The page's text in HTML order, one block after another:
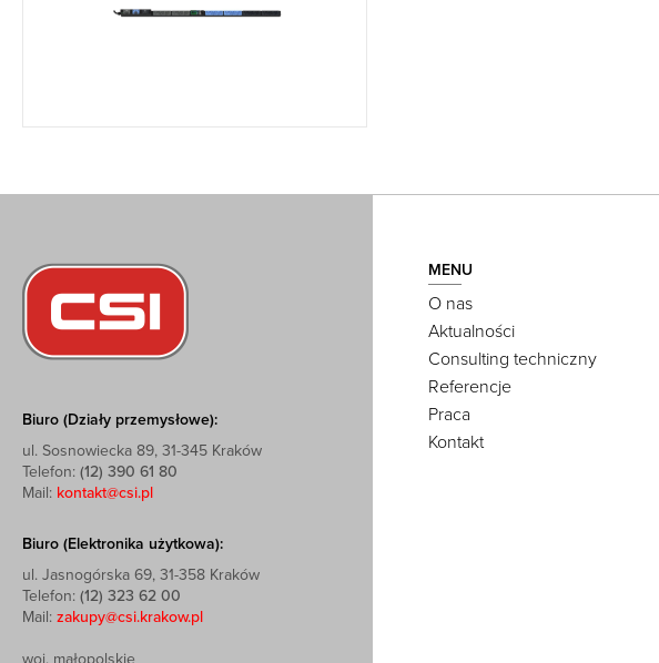
Biuro (Działy przemysłowe):
ul. Sosnowiecka 89, 31-345 Kraków
Telefon: (12) 390 61 80
Mail: kontakt@csi.pl
Biuro (Elektronika użytkowa):
ul. Jasnogórska 69, 31-358 Kraków
Telefon: (12) 323 62 00
Mail: zakupy@csi.krakow.pl
woj. małopolskie
MENU
O nas
Aktualności
Consulting techniczny
Referencje
Praca
Kontakt